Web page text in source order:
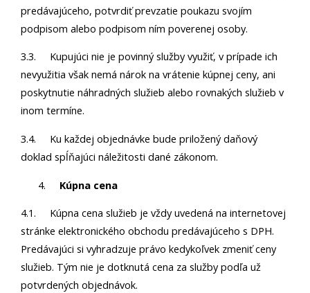
predávajúceho, potvrdiť prevzatie poukazu svojím
podpisom alebo podpisom ním poverenej osoby.
3.3. Kupujúci nie je povinný služby využiť, v prípade ich
nevyužitia však nemá nárok na vrátenie kúpnej ceny, ani
poskytnutie náhradných služieb alebo rovnakých služieb v
inom termíne.
3.4. Ku každej objednávke bude priložený daňový
doklad spĺňajúci náležitosti dané zákonom.
Kúpna cena
4.1. Kúpna cena služieb je vždy uvedená na internetovej
stránke elektronického obchodu predávajúceho s DPH.
Predávajúci si vyhradzuje právo kedykoľvek zmeniť ceny
služieb. Tým nie je dotknutá cena za služby podľa už
potvrdených objednávok.